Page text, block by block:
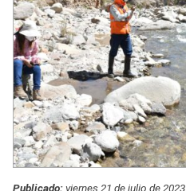
Publicado:viernes 21 de julio de 2023